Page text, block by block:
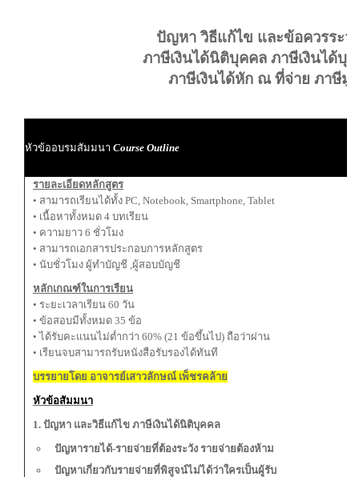
ปัญหา วิธีแก้ไข และข้อควรระวั
ภาษีเงินได้นิติบุคคล ภาษีเงินได้บุ
ภาษีเงินได้หัก ณ ที่จ่าย ภาษีมู
หัวข้ออบรมสัมมนา Course Outline
รายละเอียดหลักสูตร
• สามารถเรียนได้ทั้ง PC, Notebook, Smartphone, Tablet
• เนื้อหาทั้งหมด 4 บทเรียน
• ความยาว 6 ชั่วโมง
• สามารถเอกสารประกอบการหลักสูตร
• นับชั่วโมง ผู้ทำบัญชี ,ผู้สอบบัญชี
หลักเกณฑ์ในการเรียน
• ระยะเวลาเรียน 60 วัน
• ข้อสอบมีทั้งหมด 35 ข้อ
• ได้รับคะแนนไม่ต่ำกว่า 60% (21 ข้อขึ้นไป) ถือว่าผ่าน
• เรียนจบสามารถรับหนังสือรับรองได้ทันที
บรรยายโดย อาจารย์เสาวลักษณ์ เพ็ชรคล้าย
หัวข้อสัมมนา
1. ปัญหา และวิธีแก้ไข ภาษีเงินได้นิติบุคคล
ปัญหารายได้-รายจ่ายที่ต้องระวัง รายจ่ายต้องห้าม
ปัญหาเกี่ยวกับรายจ่ายที่พิสูจน์ไม่ได้ว่าใครเป็นผู้รับ